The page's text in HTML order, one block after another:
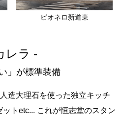
ピオネロ新道東
レラ -
」が標準装備
造大理石を使った独立キッチ
ットetc... これが恒志堂のスタン